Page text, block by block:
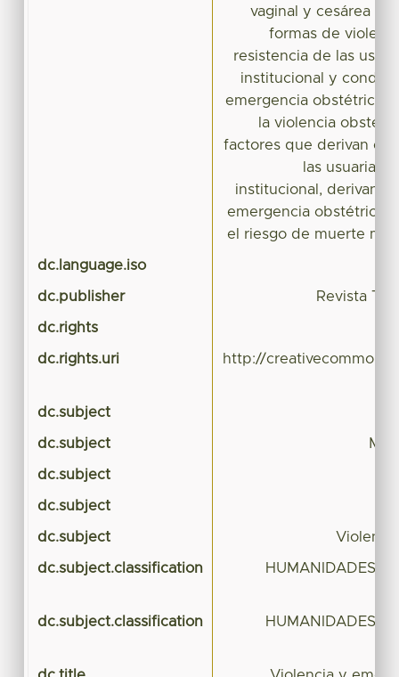
vaginal y cesárea
formas de
resistencia de las
institucional y
emergencia obstétrica.
la violencia
factores que derivan en
las usuarias
institucional,
emergencia obstétrica
el riesgo de muerte
dc.language.iso
dc.publisher Revista
dc.rights
dc.rights.uri http://
dc.subject
dc.subject
dc.subject
dc.subject
dc.subject
dc.subject.classification HUMANIDADES Y
dc.subject.classification HUMANIDADES Y